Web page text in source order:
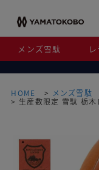
メンズ雪駄
HOME メンズ雪駄
生産数限定 雪駄 栃